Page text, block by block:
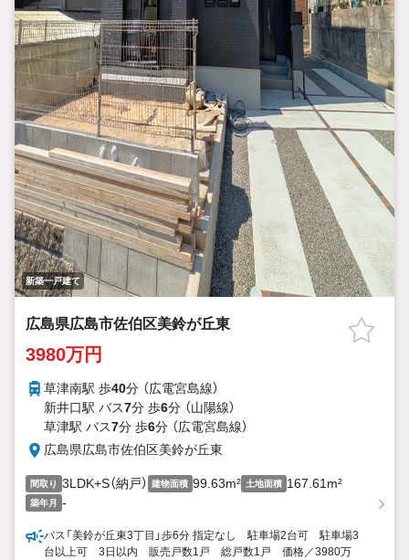
新築一戸建て
広島県広島市佐伯区美鈴が丘東
3980万円
草津南駅 歩40分 （広電宮島線）
新井口駅 バス7分 歩6分 （山陽線）
草津駅 バス7分 歩6分 （広電宮島線）
広島県広島市佐伯区美鈴が丘東
間取り 3LDK+S（納戸） 建物面積 99.63m² 土地面積 167.61m²
築年月 -
バス「美鈴が丘東3丁目」歩6分 指定なし 駐車場2台可 駐車場3
台以上可 3日以内 販売戸数1戸 総戸数1戸 価格／3980万